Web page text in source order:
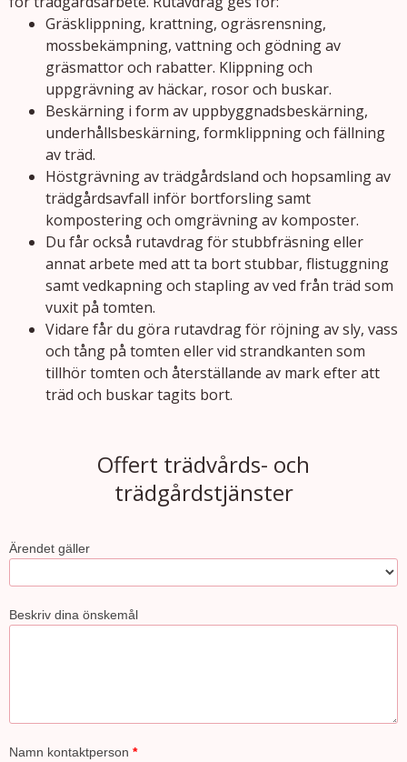
Gräsklippning, krattning, ogräsrensning,
mossbekämpning, vattning och gödning av
gräsmattor och rabatter. Klippning och
uppgrävning av häckar, rosor och buskar.
Beskärning i form av uppbyggnadsbeskärning,
underhållsbeskärning, formklippning och fällning
av träd.
Höstgrävning av trädgårdsland och hopsamling av
trädgårdsavfall inför bortforsling samt
kompostering och omgrävning av komposter.
Du får också rutavdrag för stubbfräsning eller
annat arbete med att ta bort stubbar, flis­tuggning
samt vedkapning och stapling av ved från träd som
vuxit på tomten.
Vidare får du göra rutavdrag för röjning av sly, vass
och tång på tomten eller vid strand­kanten som
tillhör tomten och åter­ställande av mark efter att
träd och buskar tagits bort.
Offert trädvårds- och
trädgårdstjänster
Ärendet gäller
Beskriv dina önskemål
Namn kontaktperson *